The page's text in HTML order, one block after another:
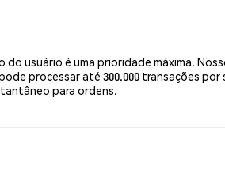
do usuário é uma prioridade máxima.
processar até 300.000 transações por
para ordens.